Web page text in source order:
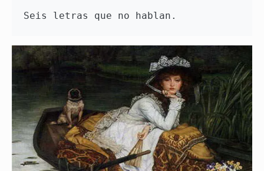
Seis letras que no hablan.